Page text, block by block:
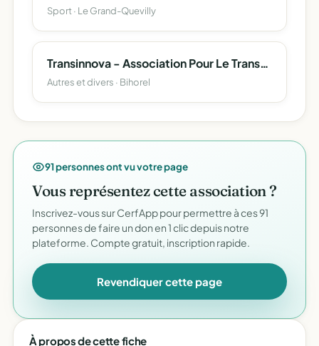
Sport · Le Grand-Quevilly
Transinnova - Association Pour Le Transfert Des Compétences, Des Technologies, Des Innovations
Autres et divers · Bihorel
91 personnes ont vu votre page
Vous représentez cette association ?
Inscrivez-vous sur CerfApp pour permettre à ces 91
personnes de faire un don en 1 clic depuis notre
plateforme. Compte gratuit, inscription rapide.
Revendiquer cette page
À propos de cette fiche